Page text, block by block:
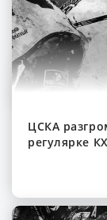
ЦСКА
регулярке